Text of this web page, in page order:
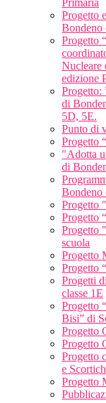
Primaria
Progetto
Bondeno
Progetto
Nucleare
edizione
Progetto:
di
5D, 5E.
Punto di
Progetto
"Adotta
di
Bondeno
Progetto
Progetto
Progetto
scuola
Progetto
Progetto
Progetti
classe 1E
Progetto
Bisi” di
Progetto
Progetto
Progetto
e
Progetto